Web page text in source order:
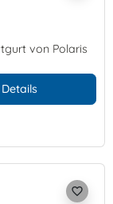
von Polaris
Details
favorite_border